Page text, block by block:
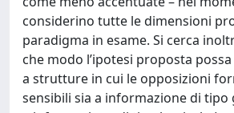
considerino tutte le dimensioni
paradigma in esame. Si cerca
che modo l’ipotesi proposta
a strutture in cui le opposizioni
sensibili sia a informazione di tipo